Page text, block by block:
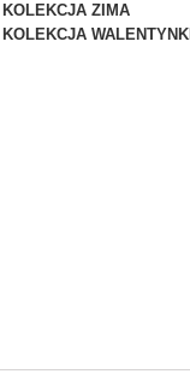
KOLEKCJA ZIMA
KOLEKCJA WALENTYNKI